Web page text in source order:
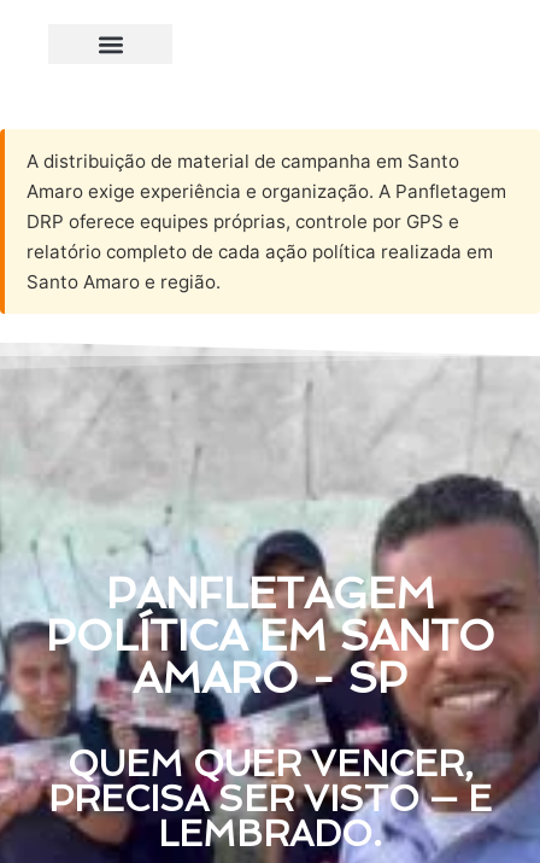
A distribuição de material de campanha em Santo
Amaro exige experiência e organização. A Panfletagem
DRP oferece equipes próprias, controle por GPS e
relatório completo de cada ação política realizada em
Santo Amaro e região.
PANFLETAGEM
POLÍTICA EM SANTO
AMARO - SP
QUEM QUER VENCER,
PRECISA SER VISTO — E
LEMBRADO.